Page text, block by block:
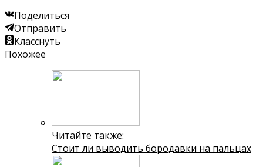
Поделиться
Отправить
Класснуть
Похожее
Читайте также:
Стоит ли выводить бородавки на пальцах